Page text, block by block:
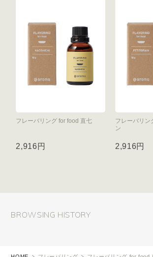
フレーバリング for food 直七
2,916円
フレーバリン
ン
2,916円
BROWSING HISTORY